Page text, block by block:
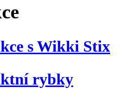
s Wikki Stix
rybky